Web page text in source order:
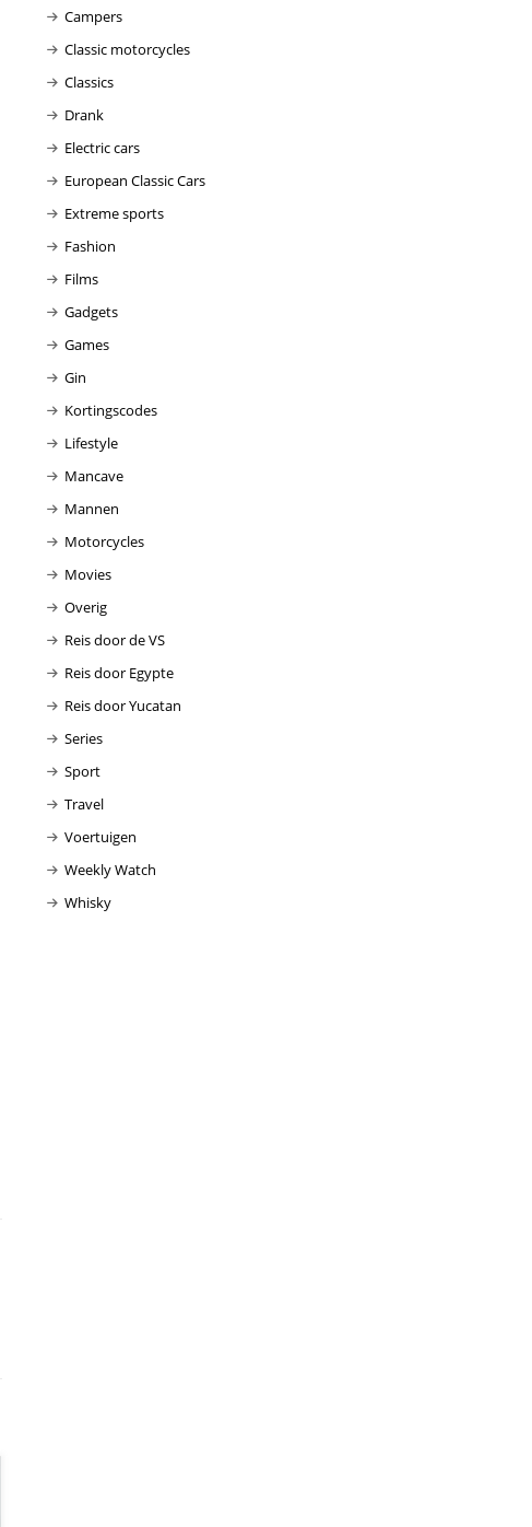
Campers
Classic motorcycles
Classics
Drank
Electric cars
European Classic Cars
Extreme sports
Fashion
Films
Gadgets
Games
Gin
Kortingscodes
Lifestyle
Mancave
Mannen
Motorcycles
Movies
Overig
Reis door de VS
Reis door Egypte
Reis door Yucatan
Series
Sport
Travel
Voertuigen
Weekly Watch
Whisky